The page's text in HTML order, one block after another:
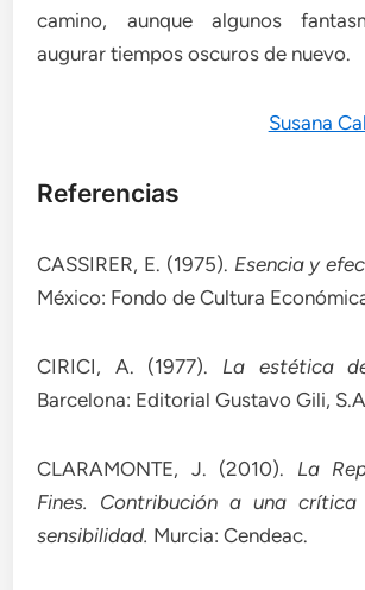
camino, aunque algunos
augurar tiempos oscuros de nuevo.
Susana
Referencias
CASSIRER, E. (1975). Esencia y
México: Fondo de Cultura
CIRICI, A. (1977). La estética
Barcelona: Editorial Gustavo Gili,
CLARAMONTE, J. (2010). La
Fines. Contribución a una
sensibilidad. Murcia: Cendeac.